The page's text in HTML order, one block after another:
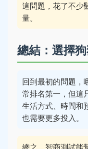
這問題，花了不少
量。
總結：選擇
回到最初的問題，
常排名第一，但這
生活方式、時間和
也需要更多投入。
總之，智商測試能